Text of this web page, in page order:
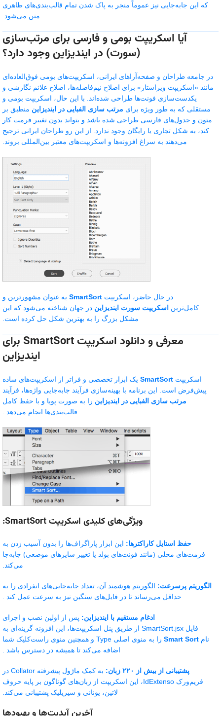
که این جابه‌جایی نیز عموماً منجر به پاک شدن تمام قالب‌بندی‌های ظاهری
متن می‌شود.
آیا اسکریپت بومی و فارسی برای مرتب‌سازی
(سورت) در ایندیزاین وجود دارد؟
در جامعه طراحان و صفحه‌آراهای ایرانی، اسکریپت‌های بومی فوق‌العاده‌ای
مانند «اسکریپت ویراستار» برای اصلاح نیم‌فاصله‌ها، اصلاح علائم نگارشی و
یکدست‌سازی فونت‌ها طراحی شده‌اند. با این حال، اسکریپت بومی و
مستقلی که به طور ویژه برای مرتب سازی الفبایی در ایندیزاین منطبق بر
متون و جدول‌های فارسی طراحی شده باشد و بتواند بدون تغییر فرمت کار
کند، به شکل تجاری یا رایگان وجود ندارد. از این رو طراحان ایرانی ترجیح
می‌دهند به سراغ افزونه‌ها و اسکریپت‌های معتبر بین‌المللی بروند.
در حال حاضر، اسکریپت SmartSort به عنوان مشهورترین و
کامل‌ترین اسکریپت سورت ایندیزاین در جهان شناخته می‌شود که این
مشکل بزرگ را به بهترین شکل حل کرده است.
معرفی و دانلود اسکریپت SmartSort برای
ایندیزاین
اسکریپت SmartSort یک ابزار تخصصی و فراتر از اسکریپت‌های ساده
پیش‌فرض است. این برنامه با بهینه‌سازی فرآیند جابه‌جایی واژه‌ها، فرآیند
مرتب سازی الفبایی در ایندیزاین را به صورت پویا و با حفظ کامل
قالب‌بندی‌ها انجام می‌دهد .
ویژگی‌های کلیدی اسکریپت SmartSort:
حفظ استایل کاراکترها: این ابزار پاراگراف‌ها را بدون آسیب زدن به
فرمت‌های محلی (مانند فونت‌های بولد یا تغییر سایزهای موضعی) جابه‌جا
می‌کند.
الگوریتم پرسرعت: الگوریتم هوشمند آن، تعداد جابه‌جایی‌های انفرادی را به
حداقل می‌رساند تا در فایل‌های سنگین نیز به سرعت عمل کند .
ادغام مستقیم با ایندیزاین: پس از اولین نصب و اجرای
فایل SmartSort.jsx از طریق پنل اسکریپت‌ها، این افزونه گزینه‌ای به
نام Smart Sort
را به منوی اصلی Type و همچنین منوی راست‌کلیک شما
اضافه می‌کند تا همیشه در دسترس باشد .
پشتیبانی از بیش از ۲۲۰ زبان: به کمک ماژول پیشرفته Collator در
فریم‌ورک IdExtenso، این اسکریپت از زبان‌های گوناگون بر پایه حروف
لاتین، یونانی و سیریلیک پشتیبانی می‌کند.